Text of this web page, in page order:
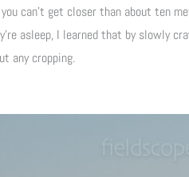
you can’t get closer than about
asleep, I learned that by slowly
any cropping.